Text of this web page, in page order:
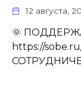
12 августа,
🌞
https://